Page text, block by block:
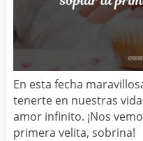
ALGUIEN ESPECIAL
TODAS
En esta fecha
tenerte en nuestras
amor infinito. ¡Nos
primera velita, sobrina!